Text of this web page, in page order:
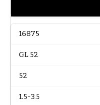
16875
GL 52
52
1.5-3.5